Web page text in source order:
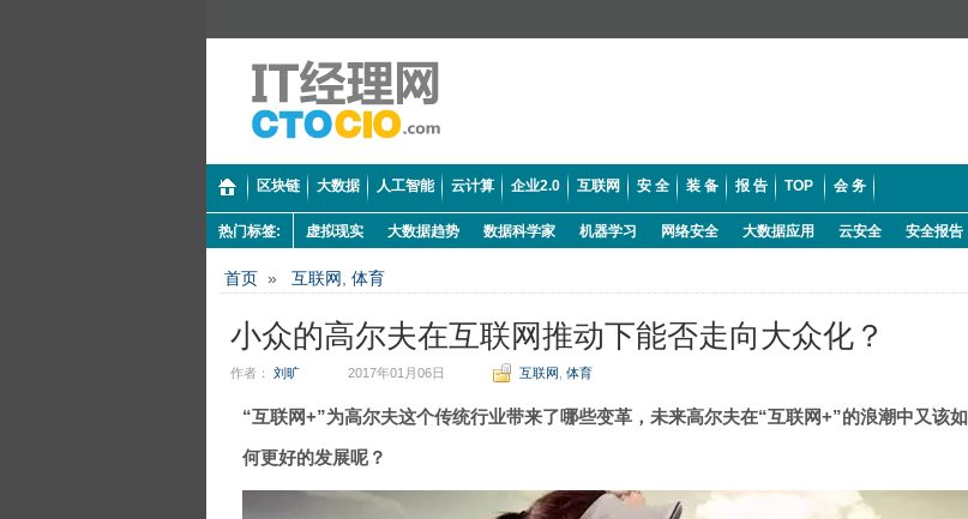
区块链 大数据 人工智能 云计算 企业2.0 互联网 安 全 装 备 报 告 TOP 会 务
热门标签: 虚拟现实 大数据趋势 数据科学家 机器学习 网络安全 大数据应用 云安全 安全报告
首页 » 互联网 体育
小众的高尔夫在互联网推动下能否走向大众化？
作者： 刘旷 2017年01月06日 互联网 体育
“互联网+”为高尔夫这个传统行业带来了哪些变革，未来高尔夫在“互联网+”的浪潮中又该如
何更好的发展呢？